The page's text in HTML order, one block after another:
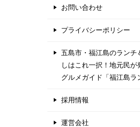
お問い合わせ
プライバシーポリシー
五島市・福江島のランチ
しはこれ一択！地元民が
グルメガイド「福江島ラ
採用情報
運営会社